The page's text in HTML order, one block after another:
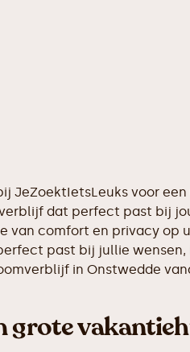
JeZoektIetsLeuks voor
dat perfect past bij
comfort en privacy op
past bij jullie
in Onstwedde
grote